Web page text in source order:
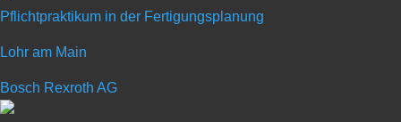
Pflichtpraktikum in der Fertigungsplanung
Lohr am Main
Bosch Rexroth AG
GmbH